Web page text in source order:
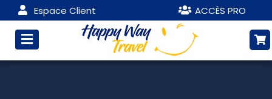
Espace Client ACCÈS PRO